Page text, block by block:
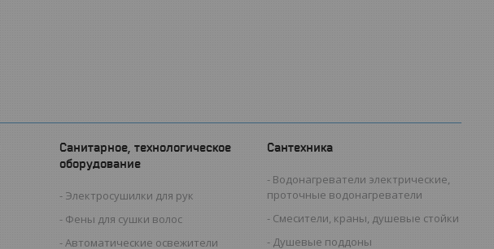
Санитарное, технологическое
оборудование
Электросушилки для рук
Фены для сушки волос
Автоматические освежители
Сантехника
Водонагреватели электрические,
проточные водонагреватели
Смесители, краны, душевые стойки
Душевые поддоны